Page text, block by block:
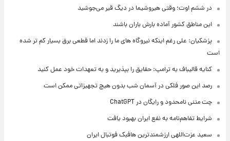
در ششم اوت؛ وقتی هیروشیما در دیگ قیر می‌جوشید
این مناطق کشور آماده بارش باران باشند
پزشکیان: علی رغم اینکه نیروگاه های ما را زدند اما قطعی برق بسیار کم تر شده
است
کنایه قالیباف به ترامپ: حقایق را بپذیرید و به تعهدات خود عمل کنید
رصد این صور فلکی در آسمان شب بدون هیچ تجهیزاتی ممکن است
چت متنی نامحدود و رایگان در ChatGPT
شرایط تفاهم‌نامه به نفع ایران بهبود یافت
سعید عزت‌اللهی ارزشمندترین هافبک فوتبال ایران